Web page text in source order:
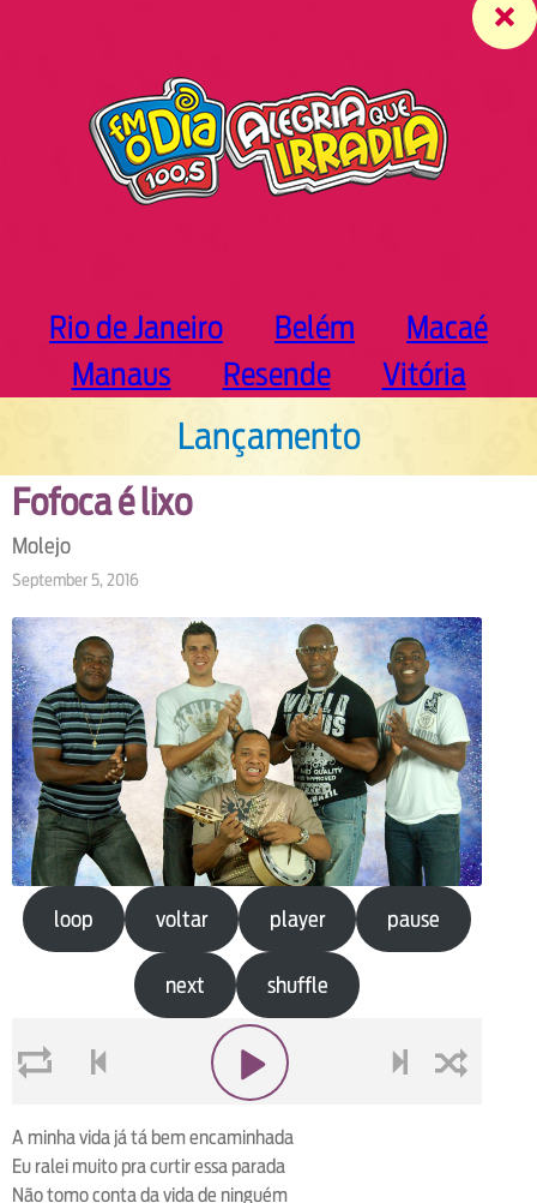
Rio de Janeiro Belém
Macaé
Manaus
Resende Vitória
Lançamento
Fofoca é lixo
Molejo
September 5, 2016
loop voltar player pause
next shuffle
A minha vida já tá bem encaminhada
Eu ralei muito pra curtir essa parada
Não tomo conta da vida de ninguém